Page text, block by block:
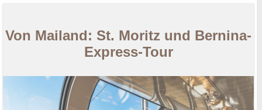
Von Mailand: St. Moritz und Bernina-
Express-Tour